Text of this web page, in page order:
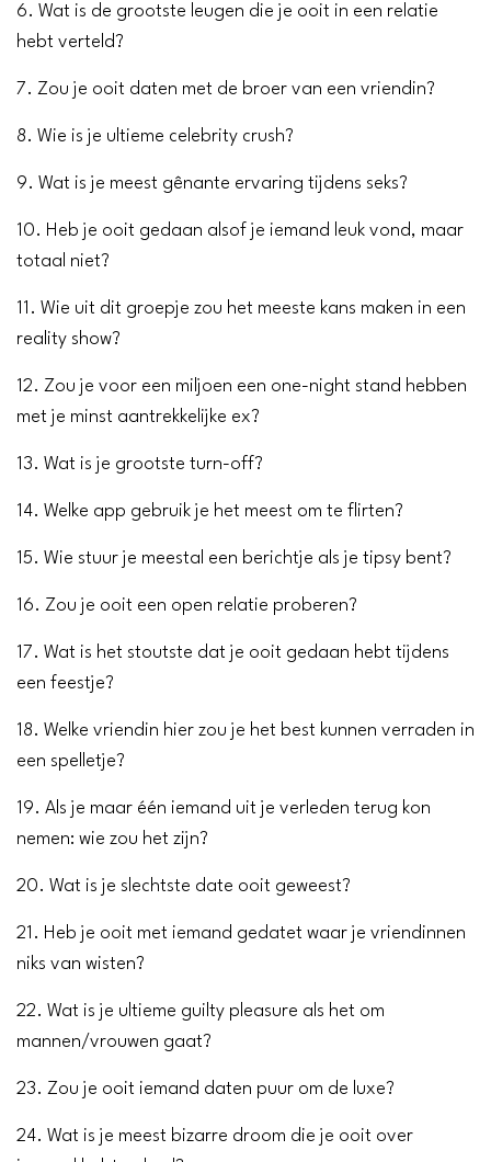
6. Wat is de grootste leugen die je ooit in een relatie
hebt verteld?
7. Zou je ooit daten met de broer van een vriendin?
8. Wie is je ultieme celebrity crush?
9. Wat is je meest gênante ervaring tijdens seks?
10. Heb je ooit gedaan alsof je iemand leuk vond, maar
totaal niet?
11. Wie uit dit groepje zou het meeste kans maken in een
reality show?
12. Zou je voor een miljoen een one-night stand hebben
met je minst aantrekkelijke ex?
13. Wat is je grootste turn-off?
14. Welke app gebruik je het meest om te flirten?
15. Wie stuur je meestal een berichtje als je tipsy bent?
16. Zou je ooit een open relatie proberen?
17. Wat is het stoutste dat je ooit gedaan hebt tijdens
een feestje?
18. Welke vriendin hier zou je het best kunnen verraden in
een spelletje?
19. Als je maar één iemand uit je verleden terug kon
nemen: wie zou het zijn?
20. Wat is je slechtste date ooit geweest?
21. Heb je ooit met iemand gedatet waar je vriendinnen
niks van wisten?
22. Wat is je ultieme guilty pleasure als het om
mannen/vrouwen gaat?
23. Zou je ooit iemand daten puur om de luxe?
24. Wat is je meest bizarre droom die je ooit over